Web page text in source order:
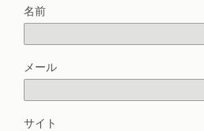
名前
メール
サイト